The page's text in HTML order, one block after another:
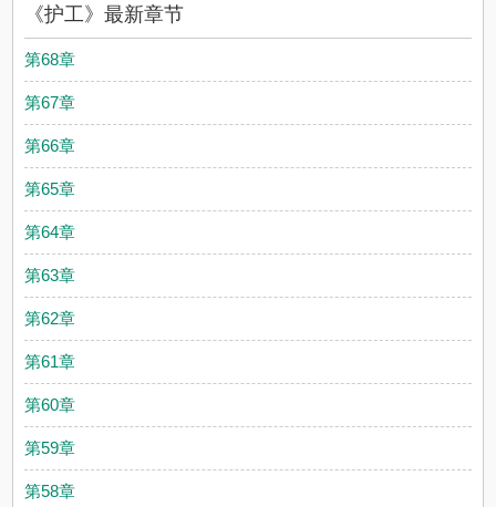
《护工》最新章节
第68章
第67章
第66章
第65章
第64章
第63章
第62章
第61章
第60章
第59章
第58章